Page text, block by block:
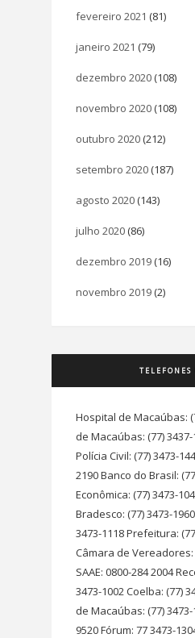
fevereiro 2021 (81)
janeiro 2021 (79)
dezembro 2020 (108)
novembro 2020 (108)
outubro 2020 (212)
setembro 2020 (187)
agosto 2020 (143)
julho 2020 (86)
dezembro 2019 (16)
novembro 2019 (2)
TELEFONES
Hospital de Macaúbas:
de Macaúbas: (77) 3437-
Polícia Civil: (77) 3473-
2190 Banco do Brasil:
Econômica: (77) 3473-
Bradesco: (77) 3473-
3473-1118 Prefeitura:
Câmara de Vereadores:
SAAE: 0800-284 2004
3473-1002 Coelba: (77)
de Macaúbas: (77) 3473-
9520 Fórum: 77 3473-